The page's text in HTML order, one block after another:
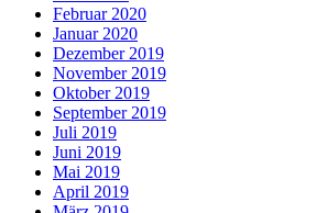
Februar 2020
Januar 2020
Dezember 2019
November 2019
Oktober 2019
September 2019
Juli 2019
Juni 2019
Mai 2019
April 2019